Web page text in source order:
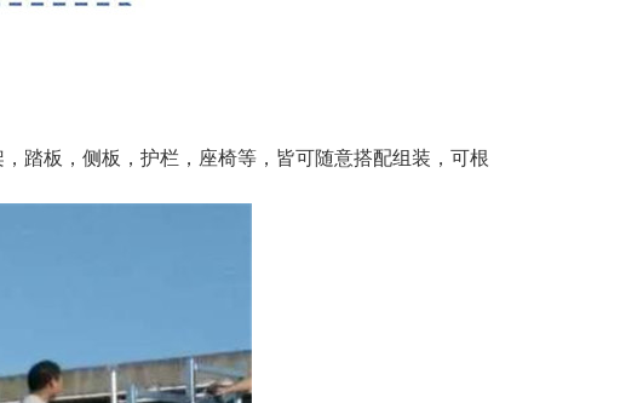
踏板，侧板，护栏，座椅等，皆可随意搭配组装，可根